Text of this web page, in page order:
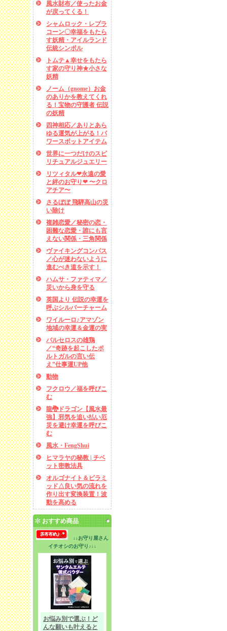
風水財布／使ったお金
が戻ってくる！
シャムロック・レプラ
コーン〇幸福をもたら
す妖精・アイルランド
伝統シンボル
トムテ▲幸せをもたら
す家の守り神★小さな
妖精
ノーム（gnome）お金
のありかを教えてくれ
る！宝物の守護者 伝説
の妖精
四神相応／ありとあら
ゆる運気が上がる！パ
ワースポットアイテム
世界に一つだけのスピ
リチュアルジュエリー
リツィタル❤永遠の愛
と絆のお守り❤ 〜クロ
アチア〜
さるぼぼ 飛騨高山の災
い除け
複雑恋愛／秘密の恋・
困難な恋愛・誰にも言
えない関係・三角関係
ヴァイキングコンパス
／心が迷わないように
進むべき道を示す！
ハムサ・ファティマ／
災いから身を守る
英国より 伝説の幸運を
呼ぶシルバーチャーム
ワイルーロ♪アマゾン
地域の幸運＆金運の実
バルセロスの雄鶏
／“奇跡を起こしたポ
ルトガルの言い伝
え”仕事運UP他
動物
フクロウ／福を呼びこ
む
龍🐉ドラゴン【風水最
強】邪気を追い払い厄
災を避け幸運を呼びこ
む
風水・FengShui
ヒマラヤの秘教 | チベ
ット密教法具
オルゴナイト＆ピラミ
ッド△良い気の流れを
作り出す変換装置！波
動を高める
おすすめ商品
↓↓お守り屋さん
イチオシのお守り♪↓↓
お悩み別で選ぶ！ど
んな願いも叶えると